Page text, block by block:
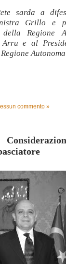
sarda a
Grillo e
Regione
e al
commento »